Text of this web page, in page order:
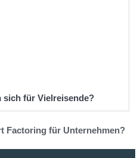
sich für Vielreisende?
Factoring für Unternehmen?